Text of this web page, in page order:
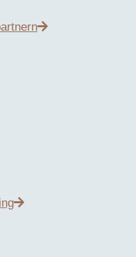
gatsten har
varje år som nu kan
men sedan
en upprustad kaj och
till projektet vilket
att bygga om medans
mig säker att
säger Mattias